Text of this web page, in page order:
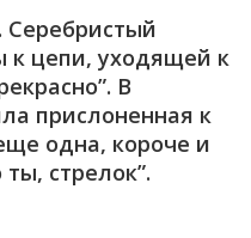
Серебристый
к цепи, уходящей к
В
прислоненная к
одна, короче и
стрелок”.